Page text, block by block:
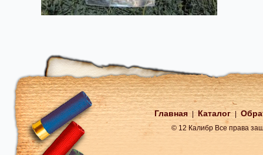
Главная Каталог
© 12 Калибр Все права